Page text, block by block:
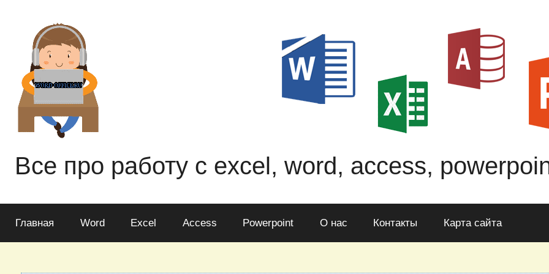
содержимому
Все про работу с excel, word, access,
Главная Word Excel Access Powerpoint О нас Контакты Карта сайта